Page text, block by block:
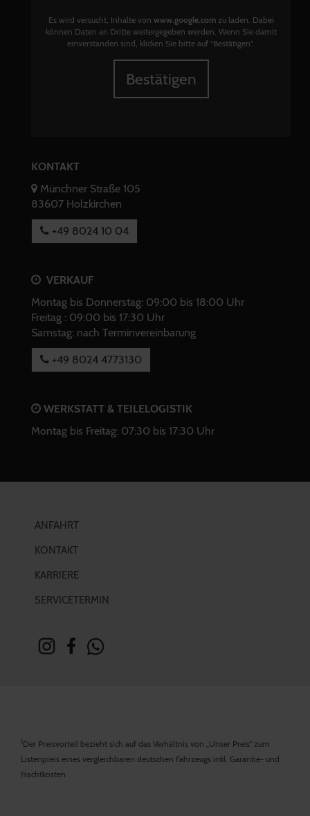
Es wird versucht, Inhalte von www.google.comzu laden. Dabei
können Daten an Dritte weitergegeben werden. Wenn Sie damit
einverstanden sind, klicken Sie bitte auf "Bestätigen".
Bestätigen
KONTAKT
Münchner Straße 105
83607 Holzkirchen
+49 8024 10 04
VERKAUF
Montag bis Donnerstag: 09:00 bis 18:00 Uhr
Freitag : 09:00 bis 17:30 Uhr
Samstag: nach Terminvereinbarung
+49 8024 4773130
WERKSTATT & TEILELOGISTIK
Montag bis Freitag: 07:30 bis 17:30 Uhr
ANFAHRT
KONTAKT
KARRIERE
SERVICETERMIN
1Der Preisvorteil bezieht sich auf das Verhältnis von „Unser Preis“ zum
Listenpreis eines vergleichbaren deutschen Fahrzeugs inkl. Garantie- und
Frachtkosten